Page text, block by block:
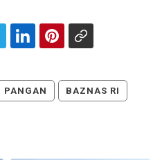
PANGAN BAZNAS RI